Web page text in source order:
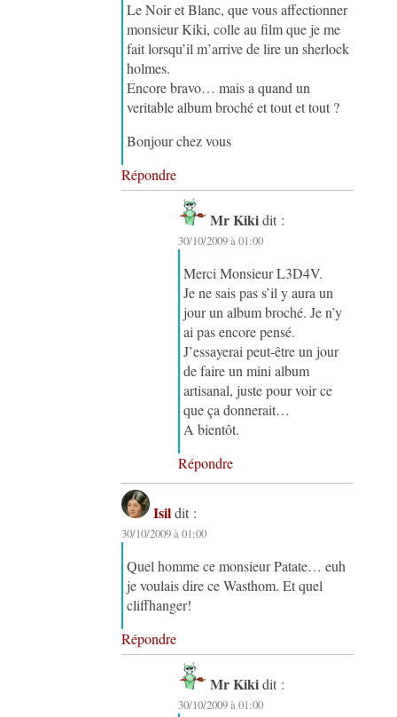
Le Noir et Blanc, que vous affectionner
monsieur Kiki, colle au film que je me
fait lorsqu’il m’arrive de lire un sherlock
holmes.
Encore bravo… mais a quand un
veritable album broché et tout et tout ?
Bonjour chez vous
Répondre
Mr Kiki dit :
30/10/2009 à 01:00
Merci Monsieur L3D4V.
Je ne sais pas s’il y aura un
jour un album broché. Je n’y
ai pas encore pensé.
J’essayerai peut-être un jour
de faire un mini album
artisanal, juste pour voir ce
que ça donnerait…
A bientôt.
Répondre
Isil dit :
30/10/2009 à 01:00
Quel homme ce monsieur Patate… euh
je voulais dire ce Wasthom. Et quel
cliffhanger!
Répondre
Mr Kiki dit :
30/10/2009 à 01:00